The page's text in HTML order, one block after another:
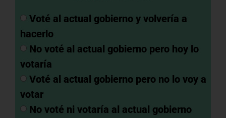
Voté al actual gobierno y volvería a
hacerlo
No voté al actual gobierno pero hoy lo
votaría
Voté al actual gobierno pero no lo voy a
votar
No voté ni votaría al actual gobierno